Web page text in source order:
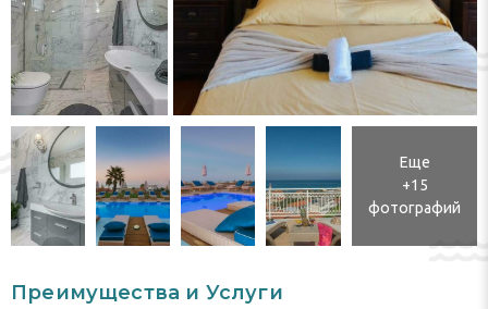
Еще
+15
фотографий
Преимущества и Услуги